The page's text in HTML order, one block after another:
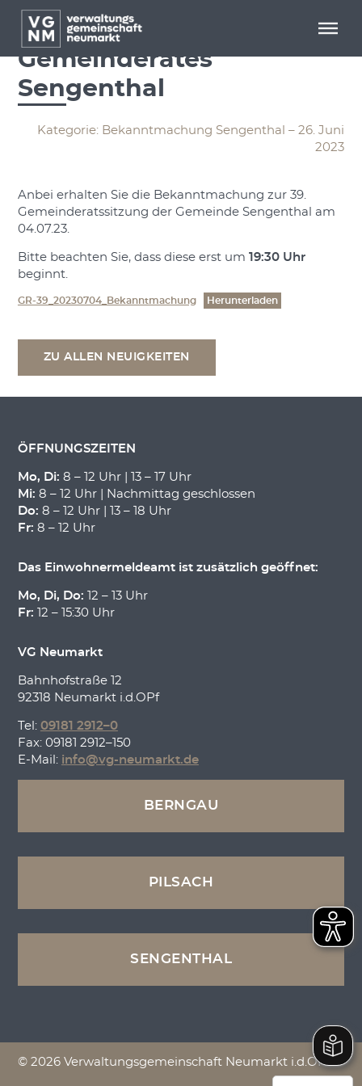
Menü überspringen
Menü überspringen
39. Sitzung des
Gemeinderates
Sengenthal
Kategorie: Bekanntmachung Sengenthal – 26. Juni
2023
Anbei erhalten Sie die Bekanntmachung zur 39.
Gemeinderatssitzung der Gemeinde Sengenthal am
04.07.23.
Bitte beachten Sie, dass diese erst um 19:30 Uhr
beginnt.
GR-39_20230704_Bekanntmachung Herunterladen
ZU ALLEN NEUIGKEITEN
ÖFFNUNGSZEITEN
Mo, Di: 8 – 12 Uhr | 13 – 17 Uhr
Mi: 8 – 12 Uhr | Nachmittag geschlossen
Do: 8 – 12 Uhr | 13 – 18 Uhr
Fr: 8 – 12 Uhr
Das Einwohnermeldeamt ist zusätzlich geöffnet:
Mo, Di, Do: 12 – 13 Uhr
Fr: 12 – 15:30 Uhr
VG Neumarkt
Bahnhofstraße 12
92318 Neumarkt i.d.OPf
Tel: 09181 2912–0
Fax: 09181 2912–150
E-Mail: info@vg-neumarkt.de
BERNGAU
PILSACH
SENGENTHAL
© 2026 Verwaltungsgemeinschaft Neumarkt i.d.OPf.